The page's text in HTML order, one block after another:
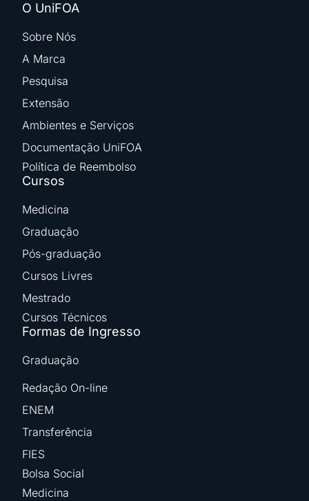
O UniFOA
Sobre Nós
A Marca
Pesquisa
Extensão
Ambientes e Serviços
Documentação UniFOA
Política de Reembolso
Cursos
Medicina
Graduação
Pós-graduação
Cursos Livres
Mestrado
Cursos Técnicos
Formas de Ingresso
Graduação
Redação On-line
ENEM
Transferência
FIES
Bolsa Social
Medicina